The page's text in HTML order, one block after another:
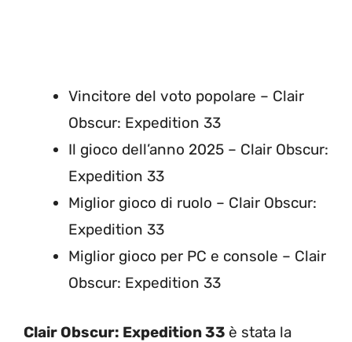
Vincitore del voto popolare – Clair
Obscur: Expedition 33
Il gioco dell’anno 2025 – Clair Obscur:
Expedition 33
Miglior gioco di ruolo – Clair Obscur:
Expedition 33
Miglior gioco per PC e console – Clair
Obscur: Expedition 33
Clair Obscur: Expedition 33 è stata la